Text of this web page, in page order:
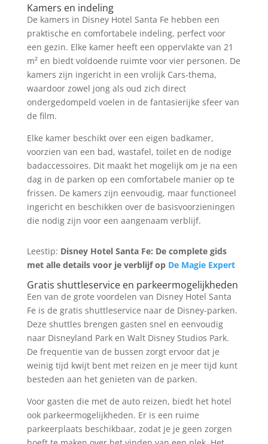
Kamers en indeling
De kamers in Disney Hotel Santa Fe hebben een
praktische en comfortabele indeling, perfect voor
een gezin. Elke kamer heeft een oppervlakte van 21
m² en biedt voldoende ruimte voor vier personen. De
kamers zijn ingericht in een vrolijk Cars-thema,
waardoor zowel jong als oud zich direct
ondergedompeld voelen in de fantasierijke sfeer van
de film.
Elke kamer beschikt over een eigen badkamer,
voorzien van een bad, wastafel, toilet en de nodige
badaccessoires. Dit maakt het mogelijk om je na een
dag in de parken op een comfortabele manier op te
frissen. De kamers zijn eenvoudig, maar functioneel
ingericht en beschikken over de basisvoorzieningen
die nodig zijn voor een aangenaam verblijf.
Leestip: Disney Hotel Santa Fe: De complete gids
met alle details voor je verblijf op De Magie Expert
Gratis shuttleservice en parkeermogelijkheden
Een van de grote voordelen van Disney Hotel Santa
Fe is de gratis shuttleservice naar de Disney-parken.
Deze shuttles brengen gasten snel en eenvoudig
naar Disneyland Park en Walt Disney Studios Park.
De frequentie van de bussen zorgt ervoor dat je
weinig tijd kwijt bent met reizen en je meer tijd kunt
besteden aan het genieten van de parken.
Voor gasten die met de auto reizen, biedt het hotel
ook parkeermogelijkheden. Er is een ruime
parkeerplaats beschikbaar, zodat je je geen zorgen